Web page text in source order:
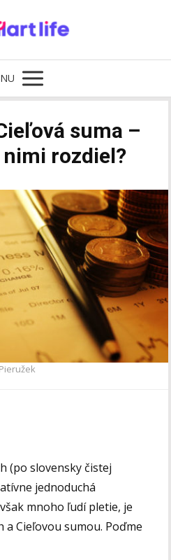
suma –
rozdiel?
(po slovensky čistej
jednoduchá
mnoho ľudí pletie, je
Cieľovou sumou. Poďme